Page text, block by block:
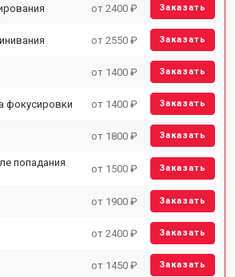
от 2400 ₽ Заказать
от 2550 ₽ Заказать
от 1400 ₽ Заказать
фокусировки от 1400 ₽ Заказать
от 1800 ₽ Заказать
попадания
от 1500 ₽ Заказать
от 1900 ₽ Заказать
от 2400 ₽ Заказать
от 1450 ₽ Заказать